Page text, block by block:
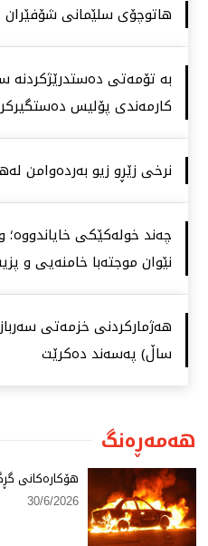
هاتوچۆی سلێمانی شۆفێران
بە تۆمەتی
كارمەندی پۆلیس
نرخی زێڕو زیو بەردەوامن
چەند خولەكێكی
نێوان موجتەبا خامنەیی و
هەژماركردنی خزمەتی
ساڵ) پەسەند دەكرێت
هەمەڕەنگ
هۆكارەكانی
30/6/2026